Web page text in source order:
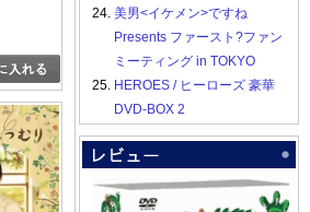
24. 美男<イケメン>ですね
Presents ファースト?ファン
ミーティング in TOKYO
25. HEROES / ヒーローズ 豪華
DVD-BOX 2